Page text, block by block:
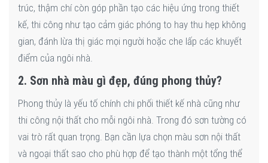
trúc, thậm chí còn góp phần tạo các hiệu ứng trong thiết
kế, thi công như tạo cảm giác phóng to hay thu hẹp không
gian, đánh lừa thị giác mọi người hoặc che lấp các khuyết
điểm của ngôi nhà.
2. Sơn nhà màu gì đẹp, đúng phong thủy?
Phong thủy là yếu tố chính chi phối thiết kế nhà cũng như
thi công nội thất cho mỗi ngôi nhà. Trong đó sơn tường có
vai trò rất quan trọng. Bạn cần lựa chọn màu sơn nội thất
và ngoại thất sao cho phù hợp để tạo thành một tổng thể